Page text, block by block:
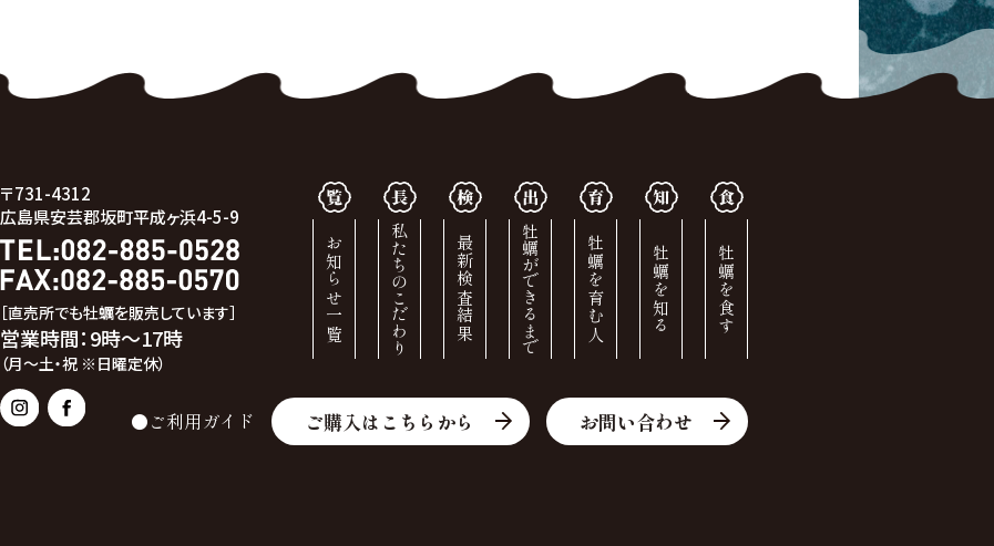
〒731-4312
広島県安芸郡坂町平成ヶ浜4-5-9
［直売所でも牡蠣を販売しています］
営業時間：9時～17時
（月～土・祝 ※日曜定休）
お知らせ一覧 私たちのこだわり 最新検査結果 牡蠣ができるまで 牡蠣を育む人 牡蠣を知る 牡蠣を食す
●ご利用ガイド ご購入はこちらから お問い合わせ